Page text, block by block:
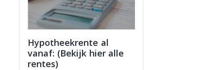
Hypotheekrente al
vanaf: (Bekijk hier alle
rentes)